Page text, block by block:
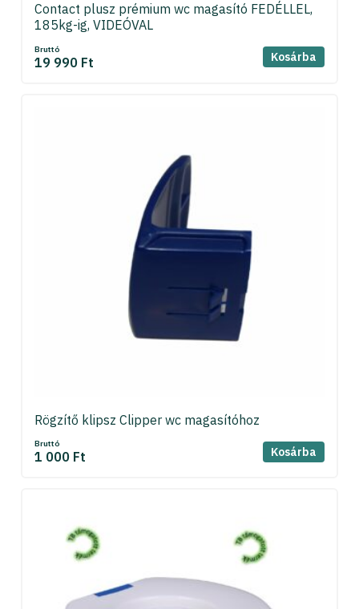
Contact plusz prémium wc magasító FEDÉLLEL,
185kg-ig, VIDEÓVAL
Bruttó
19 990 Ft Kosárba
Rögzítő klipsz Clipper wc magasítóhoz
Bruttó
1 000 Ft Kosárba